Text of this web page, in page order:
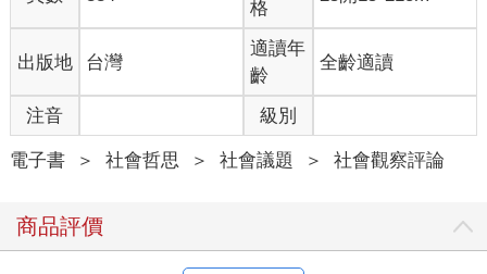
女孩的紀錄片。一九九八年十一月的一個晚上，泰麗還不滿兩
歲，她母親把這個小女孩哄上床，蓋好了被子。也許是因為疲
憊，也許是因為壓力，泰麗的母親做了一件她平常不會做的事：
在家裡點燃一支香菸--然後把香菸忘在孩子的床邊。
當消防隊員急馳而至，他們原本還以為嬰兒床上有一具黑色的塑
膠娃娃，直到聽見一聲微弱的嗚咽。
連續幾天，泰麗在死亡邊緣徘徊。她兩次停止呼吸，又兩次被搶
下來。數週後她終於醒來，吐出事故發生後的第一句話：「媽
媽。」
格
出版地 台灣
適讀年
齡
全齡適讀
注音 級別
電子書 ＞ 社會哲思 ＞ 社會議題 ＞ 社會觀察評論
商品評價